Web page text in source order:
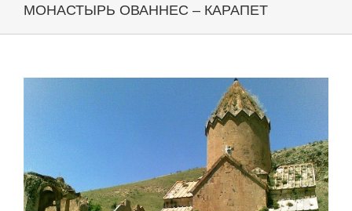
МОНАСТЫРЬ ОВАННЕС – КАРАПЕТ